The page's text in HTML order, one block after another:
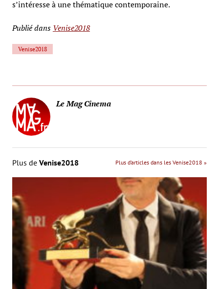
s’intéresse à une thématique contemporaine.
Publié dans Venise2018
Venise2018
Le Mag Cinema
Plus de Venise2018 Plus d’articles dans les Venise2018 »